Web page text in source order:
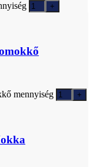
mennyiség